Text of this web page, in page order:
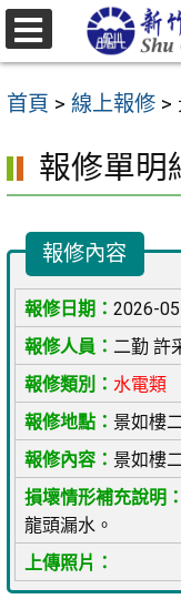
跳
至
要
容
首頁 > 線上報修 >
報修單明
報修內容
2026-
二勤 許
水電類
景如樓
景如樓
龍頭漏水。
選
單